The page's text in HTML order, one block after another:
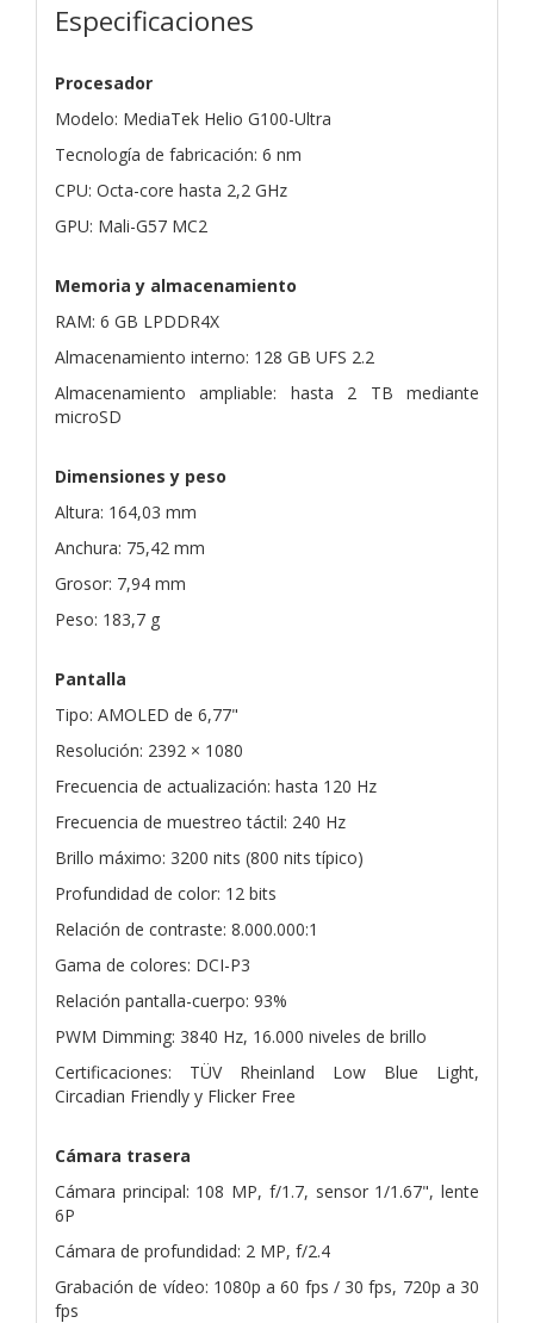
Especificaciones
Procesador
Modelo: MediaTek Helio G100-Ultra
Tecnología de fabricación: 6 nm
CPU: Octa-core hasta 2,2 GHz
GPU: Mali-G57 MC2
Memoria y almacenamiento
RAM: 6 GB LPDDR4X
Almacenamiento interno: 128 GB UFS 2.2
Almacenamiento ampliable: hasta 2 TB mediante
microSD
Dimensiones y peso
Altura: 164,03 mm
Anchura: 75,42 mm
Grosor: 7,94 mm
Peso: 183,7 g
Pantalla
Tipo: AMOLED de 6,77"
Resolución: 2392 × 1080
Frecuencia de actualización: hasta 120 Hz
Frecuencia de muestreo táctil: 240 Hz
Brillo máximo: 3200 nits (800 nits típico)
Profundidad de color: 12 bits
Relación de contraste: 8.000.000:1
Gama de colores: DCI-P3
Relación pantalla-cuerpo: 93%
PWM Dimming: 3840 Hz, 16.000 niveles de brillo
Certificaciones: TÜV Rheinland Low Blue Light,
Circadian Friendly y Flicker Free
Cámara trasera
Cámara principal: 108 MP, f/1.7, sensor 1/1.67", lente
6P
Cámara de profundidad: 2 MP, f/2.4
Grabación de vídeo: 1080p a 60 fps / 30 fps, 720p a 30
fps